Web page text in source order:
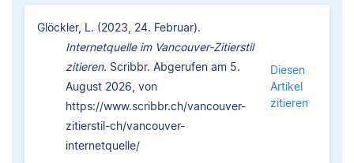
Glöckler, L. (2023, 24. Februar).
Internetquelle im Vancouver-Zitierstil
zitieren. Scribbr. Abgerufen am 5.
August 2026, von
https://www.scribbr.ch/vancouver-
zitierstil-ch/vancouver-
internetquelle/
Diesen
Artikel
zitieren